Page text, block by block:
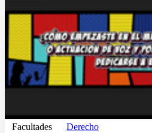
Facultades Derecho